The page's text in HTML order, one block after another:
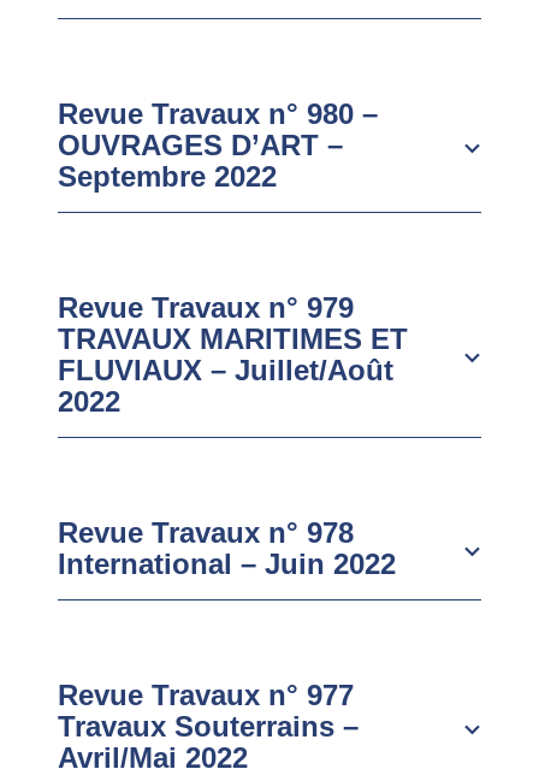
Revue Travaux n° 980 –
OUVRAGES D’ART –
Septembre 2022
Revue Travaux n° 979
TRAVAUX MARITIMES ET
FLUVIAUX – Juillet/Août
2022
Revue Travaux n° 978
International – Juin 2022
Revue Travaux n° 977
Travaux Souterrains –
Avril/Mai 2022